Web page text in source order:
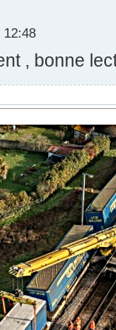
12:48
, bonne